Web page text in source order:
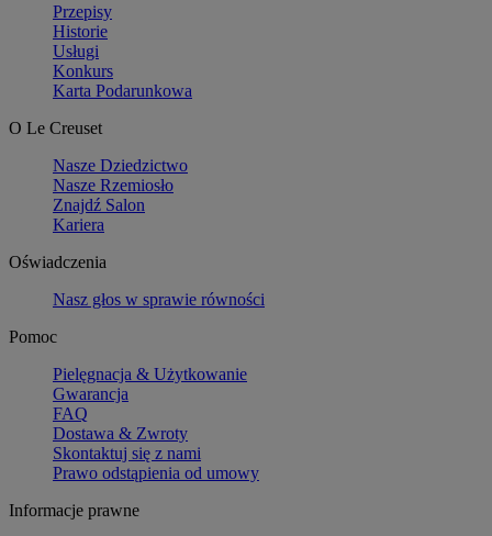
Przepisy
Historie
Usługi
Konkurs
Karta Podarunkowa
O Le Creuset
Nasze Dziedzictwo
Nasze Rzemiosło
Znajdź Salon
Kariera
Oświadczenia
Nasz głos w sprawie równości
Pomoc
Pielęgnacja & Użytkowanie
Gwarancja
FAQ
Dostawa & Zwroty
Skontaktuj się z nami
Prawo odstąpienia od umowy
Informacje prawne